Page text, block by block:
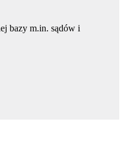
bazy m.in. sądów i